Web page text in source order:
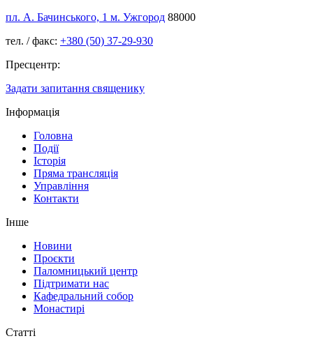
пл. А. Бачинського, 1 м. Ужгород 88000
тел. / факс: +380 (50) 37-29-930
Пресцентр:
Задати запитання священику
Інформація
Головна
Події
Історія
Пряма трансляція
Управління
Контакти
Інше
Новини
Проєкти
Паломницький центр
Підтримати нас
Кафедральний собор
Монастирі
Статті